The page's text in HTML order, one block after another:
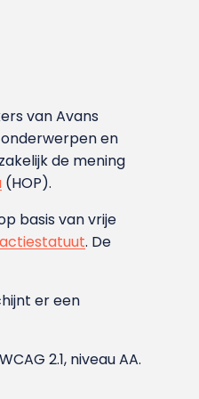
van Avans
en
de mening
(HOP).
basis van vrije
. De
er een
2.1, niveau AA.